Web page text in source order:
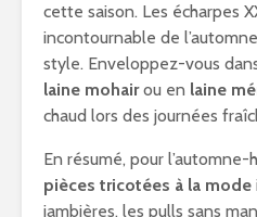
cette saison. Les écharpes
incontournable de
style. Enveloppez-vous
laine mohairou en laine
chaud lors des journées
En résumé, pour
pièces tricotées à la mode
jambières, les pulls sans